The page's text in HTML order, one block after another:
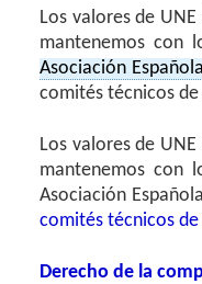
Los valores de
mantenemos con
Asociación
comités técnicos
Los valores de
mantenemos con
Asociación
comités técnicos
Derecho de la